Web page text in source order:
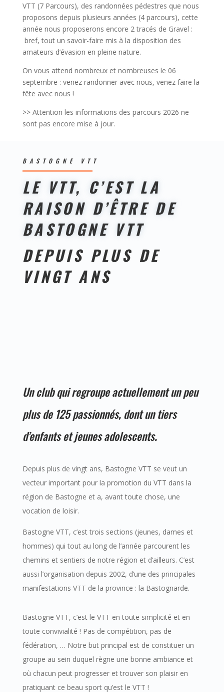
VTT (7 Parcours), des randonnées pédestres que nous
proposons depuis plusieurs années (4 parcours), cette
année nous proposerons encore 2 tracés de Gravel :
bref, tout un savoir-faire mis à la disposition des
amateurs d’évasion en pleine nature.
On vous attend nombreux et nombreuses le 06
septembre : venez randonner avec nous, venez faire la
fête avec nous !
>> Attention les informations des parcours 2026 ne
sont pas encore mise à jour.
BASTOGNE VTT
LE VTT, C’EST LA
RAISON D’ÊTRE DE
BASTOGNE VTT
DEPUIS PLUS DE
VINGT ANS
Un club qui regroupe actuellement un peu
plus de 125 passionnés, dont un tiers
d’enfants et jeunes adolescents.
Depuis plus de vingt ans, Bastogne VTT se veut un
vecteur important pour la promotion du VTT dans la
région de Bastogne et a, avant toute chose, une
vocation de loisir.
Bastogne VTT, c’est trois sections (jeunes, dames et
hommes) qui tout au long de l’année parcourent les
chemins et sentiers de notre région et d’ailleurs. C’est
aussi l’organisation depuis 2002, d’une des principales
manifestations VTT de la province : la Bastognarde.
Bastogne VTT, c’est le VTT en toute simplicité et en
toute convivialité ! Pas de compétition, pas de
fédération, … Notre but principal est de constituer un
groupe au sein duquel règne une bonne ambiance et
où chacun peut progresser et trouver son plaisir en
pratiquant ce beau sport qu’est le VTT !